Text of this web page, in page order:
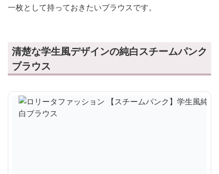
一枚として持っておきたいブラウスです。
清楚な学生風デザインの純白スチームパンク
ブラウス